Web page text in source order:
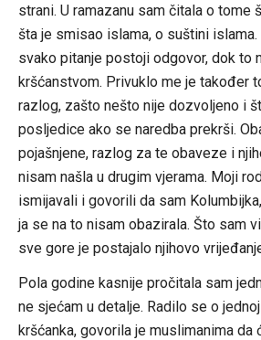
strani. U ramazanu sam čitala o tome
šta je smisao islama, o suštini islama.
svako pitanje postoji odgovor, dok to
kršćanstvom. Privuklo me je također
razlog, zašto nešto nije dozvoljeno i
posljedice ako se naredba prekrši.
pojašnjene, razlog za te obaveze i
nisam našla u drugim vjerama. Moji
ismijavali i govorili da sam
ja se na to nisam obazirala. Što sam
sve gore je postajalo njihovo
Pola godine kasnije pročitala sam
ne sjećam u detalje. Radilo se o
kršćanka, govorila je muslimanima da